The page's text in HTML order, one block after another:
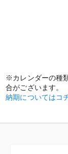
※カレンダーの種
合がございます。
納期についてはコ